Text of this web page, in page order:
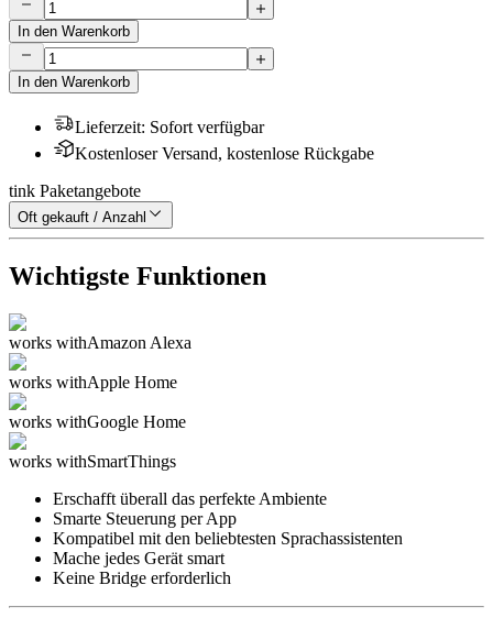
In den Warenkorb
In den Warenkorb
Lieferzeit: Sofort verfügbar
Kostenloser Versand, kostenlose Rückgabe
tink Paketangebote
Oft gekauft / Anzahl
Wichtigste Funktionen
works withAmazon Alexa
works withApple Home
works withGoogle Home
works withSmartThings
Erschafft überall das perfekte Ambiente
Smarte Steuerung per App
Kompatibel mit den beliebtesten Sprachassistenten
Mache jedes Gerät smart
Keine Bridge erforderlich